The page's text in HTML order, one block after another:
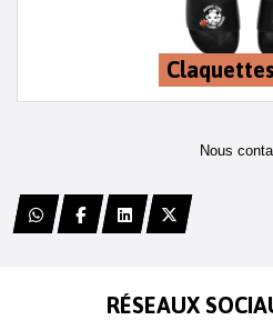
Nous
RÉSEAUX